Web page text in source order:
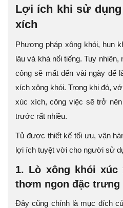
Lợi ích khi sử
xích
Phương pháp xông khói, hun
lâu và khá nổi tiếng. Tuy
công sẽ mất đến vài ngày để
xích xông khói. Trong khi đó,
xúc xích, công việc sẽ trở
trước rất nhiều.
Tủ được thiết kế tối ưu, vận
lợi ích tuyệt vời cho người sử
1. Lò xông khói
thơm ngon đặc trưng
Đây cũng chính là mục đích